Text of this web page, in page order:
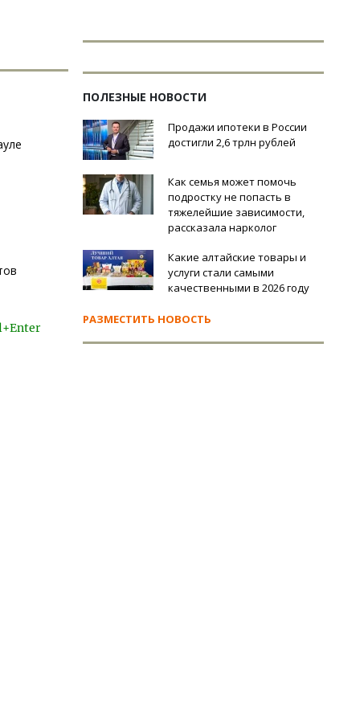
ПОЛЕЗНЫЕ НОВОСТИ
Продажи ипотеки в России
достигли 2,6 трлн рублей
Как семья может помочь
подростку не попасть в
тяжелейшие зависимости,
рассказала нарколог
Какие алтайские товары и
услуги стали самыми
качественными в 2026 году
РАЗМЕСТИТЬ НОВОСТЬ